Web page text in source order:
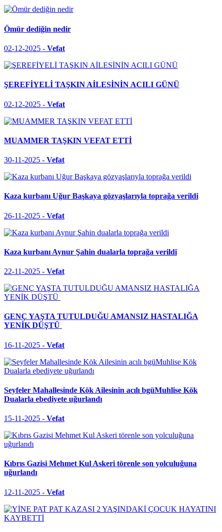
Ömür dediğin nedir
02-12-2025 - Vefat
ŞEREFİYELİ TAŞKIN AİLESİNİN ACILI GÜNÜ
02-12-2025 - Vefat
MUAMMER TAŞKIN VEFAT ETTİ
30-11-2025 - Vefat
Kaza kurbanı Uğur Başkaya gözyaşlarıyla toprağa verildi
26-11-2025 - Vefat
Kaza kurbanı Aynur Şahin dualarla toprağa verildi
22-11-2025 - Vefat
GENÇ YAŞTA TUTULDUĞU AMANSIZ HASTALIĞA
YENİK DÜŞTÜ
16-11-2025 - Vefat
Seyfeler Mahallesinde Kök Ailesinin acılı bgüMuhlise Kök
Dualarla ebediyete uğurlandı
15-11-2025 - Vefat
Kıbrıs Gazisi Mehmet Kul Askeri törenle son yolculuğuna
uğurlandı
12-11-2025 - Vefat